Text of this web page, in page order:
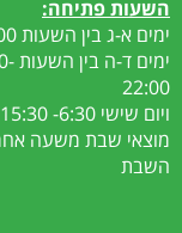
השעות פתיחה:
ימים א-ג בין השעות 6:30-20:00
ימים
22:00
ויום שישי 6:30- 15:30
מוצאי שבת משעה
השבת